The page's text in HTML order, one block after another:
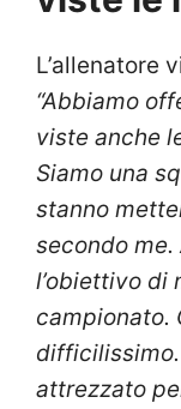
L’allenatore
“Abbiamo
viste anche
Siamo una
stanno
secondo
l’obiettivo di
campionato.
attrezzato